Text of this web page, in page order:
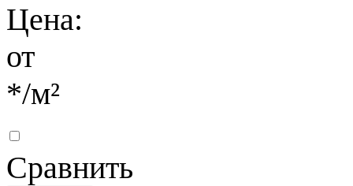
Цена:
от
*/м²
Сравнить